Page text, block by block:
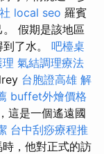
local seo 羅賓
假期是該地區
了水。 吧檯桌
理 氣結調理療法
台胞證高雄 解
buffet外燴價格
這是一個遙遠國
台中刮痧療程推
，他對正式的訪